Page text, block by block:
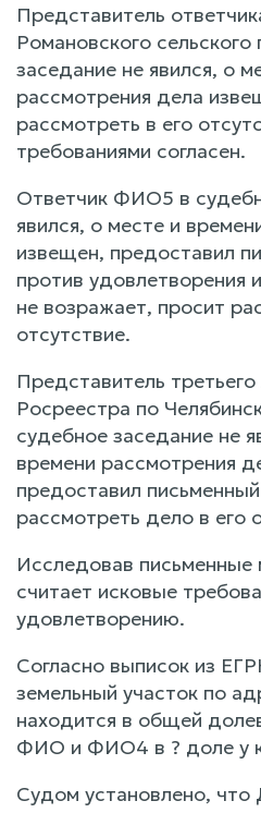
Представитель
Романовского
заседание не явился, о
рассмотрения дела
рассмотреть в его
требованиями согласен.
Ответчик ФИО5 в
явился, о месте и
извещен, предоставил
против удовлетворения
не возражает, просит
отсутствие.
Представитель
Росреестра по
судебное заседание не
времени рассмотрения
предоставил
рассмотреть дело в его
Исследовав
считает исковые
удовлетворению.
Согласно выписок из
земельный участок по
находится в общей
ФИО и ФИО4 в ? доле у
Судом установлено,